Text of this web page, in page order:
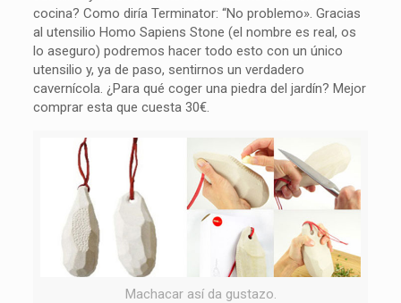
cocina? Como diría Terminator: “No problemo». Gracias
al utensilio Homo Sapiens Stone (el nombre es real, os
lo aseguro) podremos hacer todo esto con un único
utensilio y, ya de paso, sentirnos un verdadero
cavernícola. ¿Para qué coger una piedra del jardín? Mejor
comprar esta que cuesta 30€.
Machacar así da gustazo.